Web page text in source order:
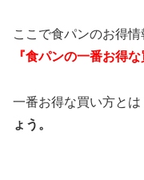
ここで食パンのお得情
『食パンの一番お得な
一番お得な買い方とは
ょう。